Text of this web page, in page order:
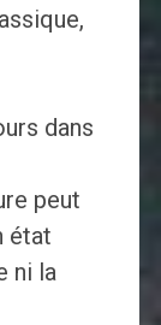
dans
peut
état
ni la